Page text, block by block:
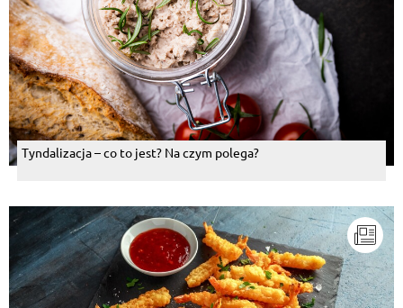
Tyndalizacja – co to jest? Na czym polega?